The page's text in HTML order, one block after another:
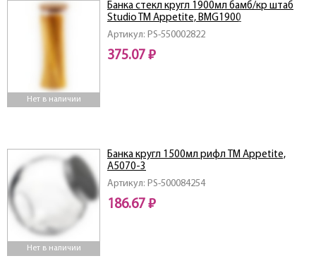
Нет в наличии
Артикул: PS-550002822
Банка стекл кругл 1900мл бамб/кр штаб
Studio TM Appetite, BMG1900
375.07 ₽
Нет в наличии
Артикул: PS-500084254
Банка кругл 1500мл рифл TM Appetitе,
A5070-3
186.67 ₽